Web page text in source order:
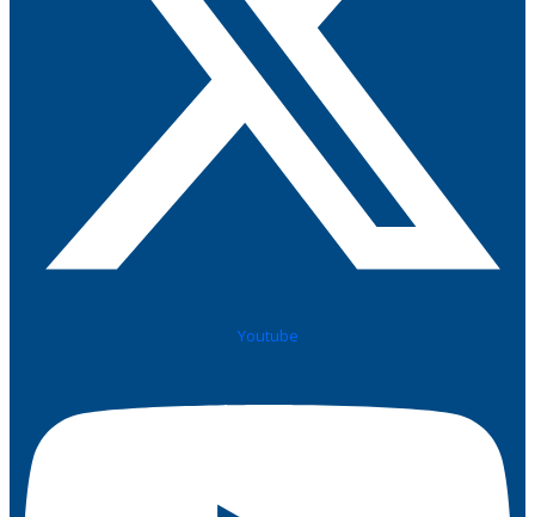
Youtube